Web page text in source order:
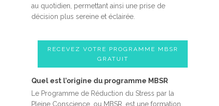
au quotidien, permettant ainsi une prise de
décision plus sereine et éclairée.
RECEVEZ VOTRE PROGRAMME MBSR
GRATUIT
Quel est l’origine du programme MBSR
Le Programme de Réduction du Stress par la
Pleine Conscience, ou MBSR, est une formation